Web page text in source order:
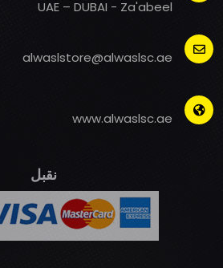
UAE – DUBAI - Za'abeel
alwaslstore@alwaslsc.ae
www.alwaslsc.ae
نقبل